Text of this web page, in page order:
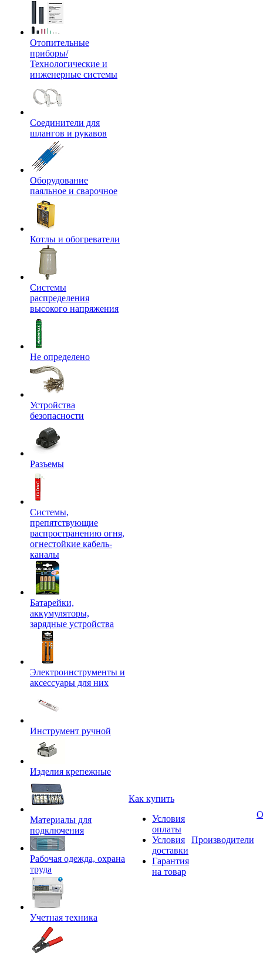
Отопительные
приборы/
Технологические и
инженерные системы
Соединители для
шлангов и рукавов
Оборудование
паяльное и сварочное
Котлы и обогреватели
Системы
распределения
высокого напряжения
Не определено
Устройства
безопасности
Разъемы
Системы,
препятствующие
распространению огня,
огнестойкие кабель-
каналы
Батарейки,
аккумуляторы,
зарядные устройства
Электроинструменты и
аксессуары для них
Инструмент ручной
Изделия крепежные
Материалы для
подключения
Рабочая одежда, охрана
труда
Учетная техника
Как купить
Условия
оплаты
Условия
доставки
Гарантия
на товар
Производители